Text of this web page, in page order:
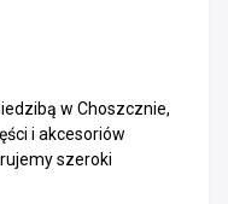
w Choszcznie,
i akcesoriów
szeroki